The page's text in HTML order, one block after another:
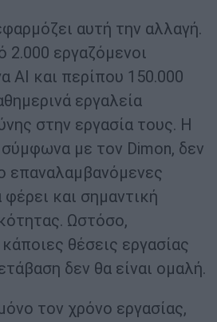
αυτή την αλλαγή.
2.000 εργαζόμενοι
AI και περίπου 150.000
εργαλεία
στην εργασία τους. Η
με τον Dimon, δεν
επαναλαμβανόμενες
και σημαντική
Ωστόσο,
θέσεις εργασίας
δεν θα είναι ομαλή.
τον χρόνο εργασίας,